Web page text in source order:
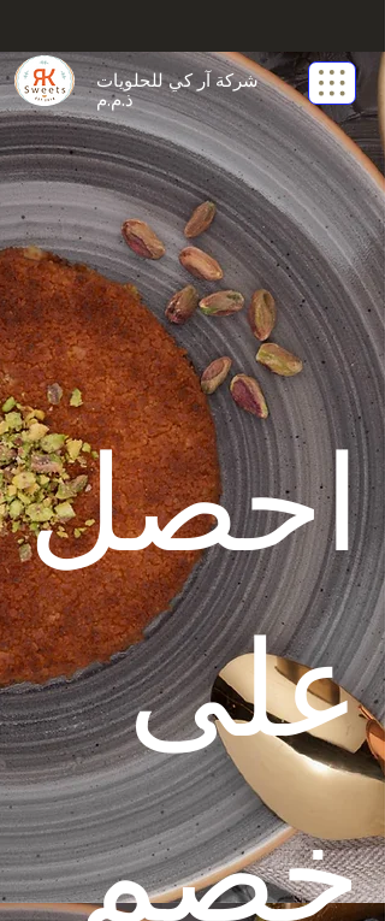
شركة آر كي للحلويات
ذ.م.م
احصل
على
خصم